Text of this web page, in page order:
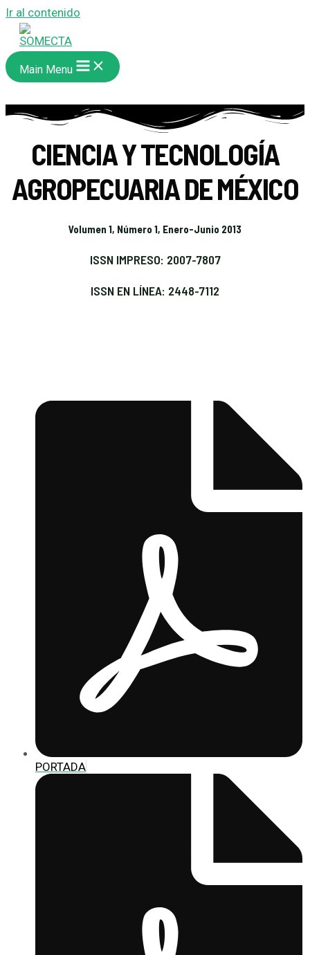
Ir al contenido
Main Menu
CIENCIA Y TECNOLOGÍA
AGROPECUARIA DE MÉXICO
Volumen 1, Número 1, Enero-Junio 2013
ISSN IMPRESO: 2007-7807
ISSN EN LÍNEA: 2448-7112
PORTADA